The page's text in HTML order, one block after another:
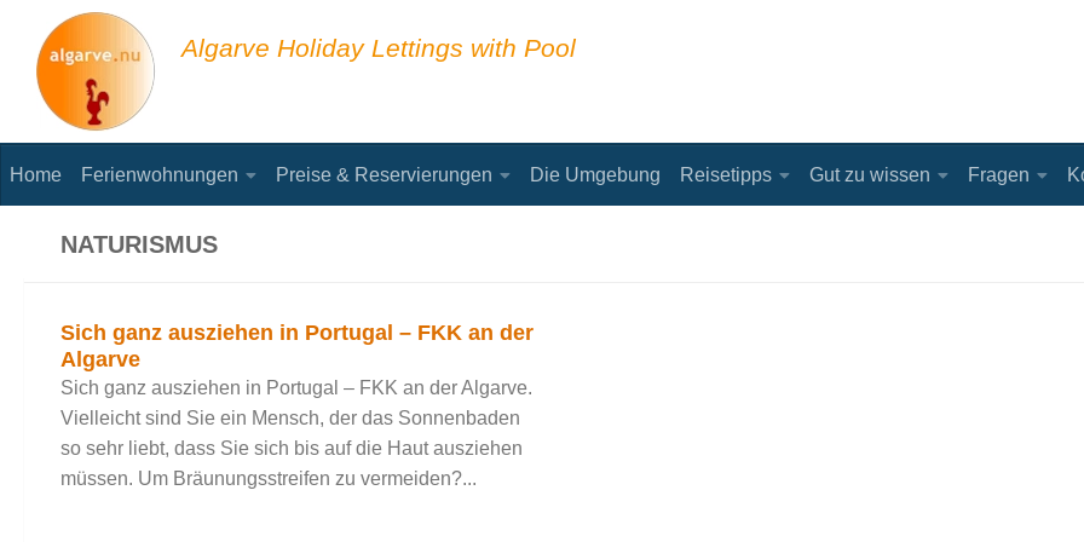
Skip to content
Algarve Holiday Lettings with Pool
Home Ferienwohnungen Preise & Reservierungen Die Umgebung Reisetipps Gut zu wissen Fragen
NATURISMUS
Sich ganz ausziehen in Portugal – FKK an der
Algarve
Sich ganz ausziehen in Portugal – FKK an der Algarve.
Vielleicht sind Sie ein Mensch, der das Sonnenbaden
so sehr liebt, dass Sie sich bis auf die Haut ausziehen
müssen. Um Bräunungsstreifen zu vermeiden?...